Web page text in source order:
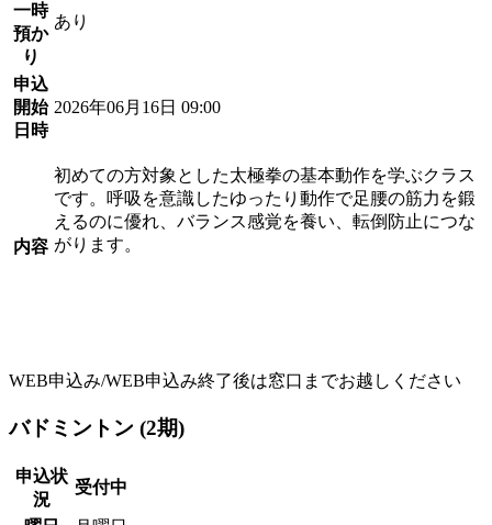
一時
預か
り
あり
申込
開始
日時
2026年06月16日 09:00
内容
初めての方対象とした太極拳の基本動作を学ぶクラス
です。呼吸を意識したゆったり動作で足腰の筋力を鍛
えるのに優れ、バランス感覚を養い、転倒防止につな
がります。
WEB申込み/WEB申込み終了後は窓口までお越しください
バドミントン (2期)
申込状
況
受付中